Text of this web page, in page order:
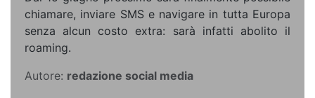
chiamare, inviare SMS e navigare in tutta Europa
senza alcun costo extra: sarà infatti abolito il
roaming.
Autore: redazione social media